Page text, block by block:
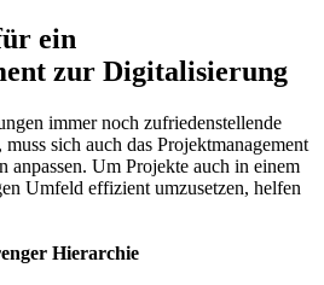
ein
zur Digitalisierung
immer noch zufriedenstellende
sich auch das Projektmanagement
anpassen. Um Projekte auch in einem
Umfeld effizient umzusetzen, helfen
Hierarchie